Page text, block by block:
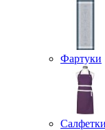
Фартуки